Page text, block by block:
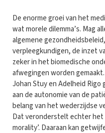
De enorme groei van het
wat morele dilemma’s. Mag
algemene
verpleegkundigen, de inzet
zeker in het biomedische
afwegingen worden gemaakt.
Johan Stuy en Adelheid
aan de autonomie van de
belang van het wederzijdse
Dat veronderstelt echter het
morality’. Daaraan kan